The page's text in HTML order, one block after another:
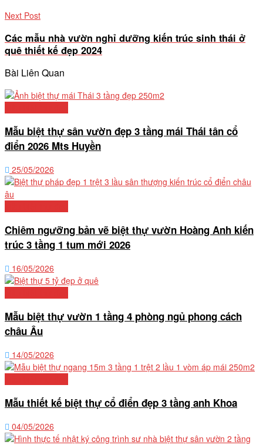
Next Post
Các mẫu nhà vườn nghỉ dưỡng kiến trúc sinh thái ở
quê thiết kế đẹp 2024
Bài Liên Quan
Mẫu biệt thự sân vườn đẹp 3 tầng mái Thái tân cổ
điển 2026 Mts Huyền
25/05/2026
Chiêm ngưỡng bản vẽ biệt thự vườn Hoàng Anh kiến
trúc 3 tầng 1 tum mới 2026
16/05/2026
Mẫu biệt thự vườn 1 tầng 4 phòng ngủ phong cách
châu Âu
14/05/2026
Mẫu thiết kế biệt thự cổ điển đẹp 3 tầng anh Khoa
04/05/2026